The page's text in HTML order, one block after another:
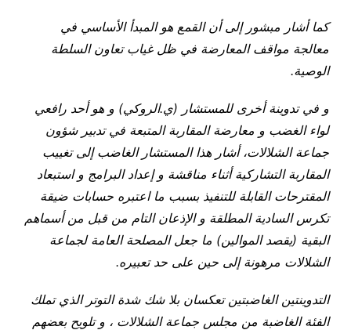
كما أشار مبشور إلى أن القمع هو المبدأ الأساسي في
معالجة مواقف المعارضة في ظل غياب تعاون السلطة
الوصية.
و في تدوينة أخرى للمستشار (ي.الروكي) و هو أحد رافعي
لواء الغضب و معارضة المقاربة المتبعة في تدبير شؤون
جماعة الشلالات، أشار هذا المستشار الغاضب إلى تغييب
المقاربة التشاركية أثناء مناقشة و إعداد البرامج و استبعاد
المقترحات القابلة للتنفيذ بسبب ما اعتبره حسابات ضيقة
تكرس السادية المطلقة و الإذعان التام من قبل من أسماهم
البقية (يقصد الموالين) ما جعل المصلحة العامة لجماعة
الشلالات مرهونة إلى حين على حد تعبيره.
التدوينتين الغاضبتين تعكسان بلا شك شدة التوتر الذي تملك
الفئة الغاضبة من مجلس جماعة الشلالات ، و تلويح بعضهم